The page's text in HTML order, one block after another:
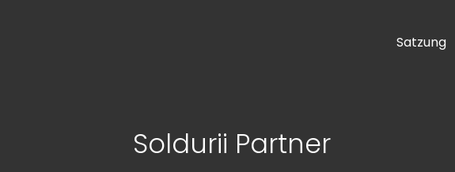
Satzung
Soldurii Partner